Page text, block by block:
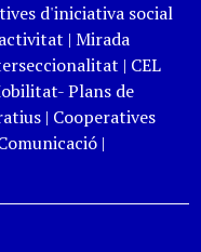
d'iniciativa social
| Mirada
| CEL
Plans de
| Cooperatives
|